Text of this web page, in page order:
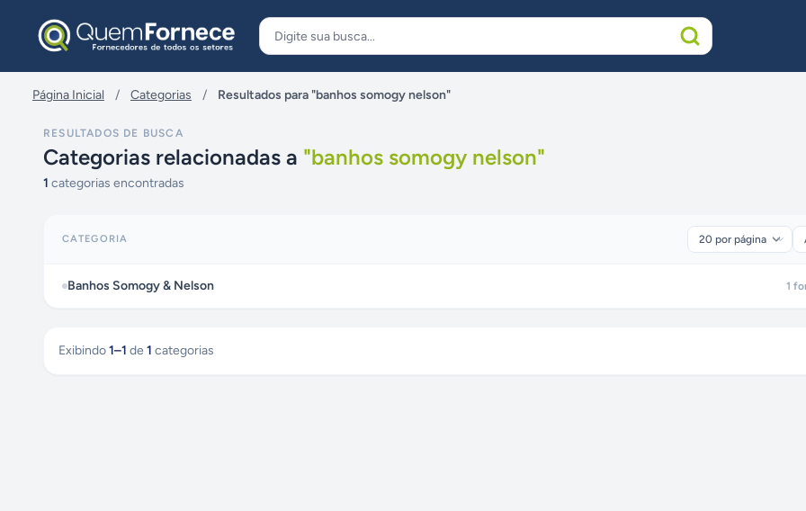
Página Inicial / Categorias / Resultados para "banhos somogy nelson"
RESULTADOS DE BUSCA
Categorias relacionadas a "banhos somogy nelson"
1 categorias encontradas
CATEGORIA
Banhos Somogy & Nelson 1
Exibindo1–1 de 1 categorias